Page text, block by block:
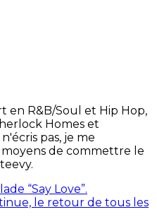
en R&B/Soul et Hip Hop,
Homes et
pas, je me
de commettre le
“Say Love”.
le retour de tous les